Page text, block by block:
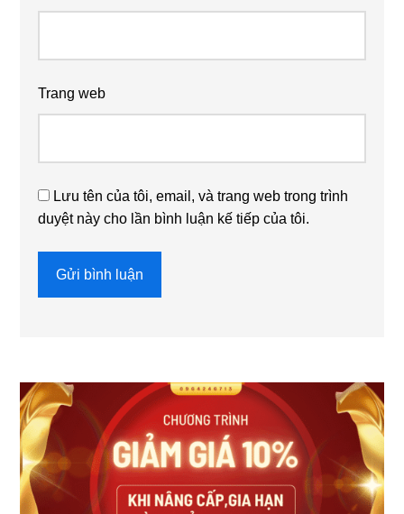
Trang web
Lưu tên của tôi, email, và trang web trong trình
duyệt này cho lần bình luận kế tiếp của tôi.
Sidebar
chính